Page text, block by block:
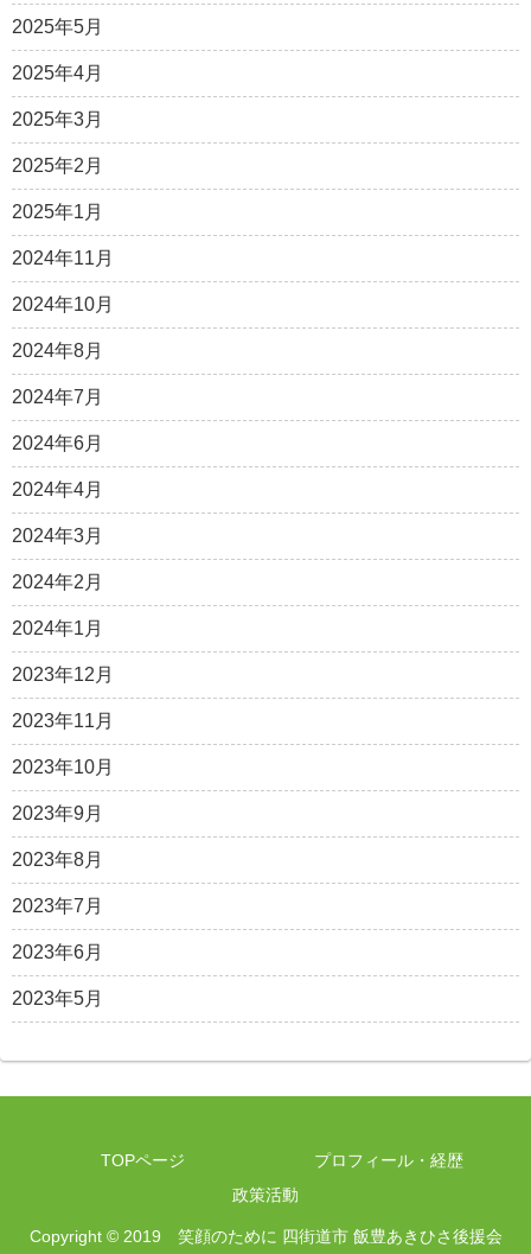
2025年5月
2025年4月
2025年3月
2025年2月
2025年1月
2024年11月
2024年10月
2024年8月
2024年7月
2024年6月
2024年4月
2024年3月
2024年2月
2024年1月
2023年12月
2023年11月
2023年10月
2023年9月
2023年8月
2023年7月
2023年6月
2023年5月
TOPページ
プロフィール・経歴
政策活動
Copyright © 2019 笑顔のために 四街道市 飯豊あきひさ後援会